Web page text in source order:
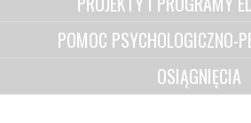
POMOC PSYCHOLOGICZNO-
OSIĄGNIĘCIA